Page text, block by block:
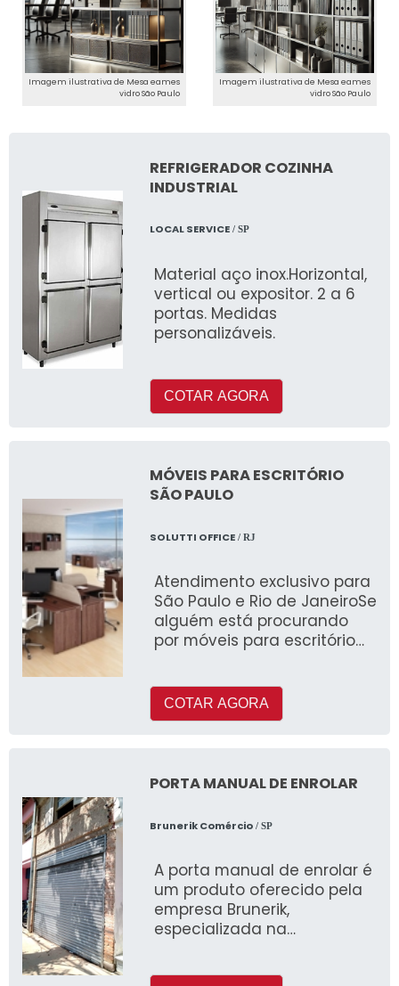
Imagem ilustrativa de Mesa eames
vidro São Paulo
Imagem ilustrativa de Mesa eames
vidro São Paulo
REFRIGERADOR COZINHA
INDUSTRIAL
LOCAL SERVICE/ SP
Material aço inox.Horizontal,
vertical ou expositor. 2 a 6
portas. Medidas
personalizáveis.
COTAR AGORA
MÓVEIS PARA ESCRITÓRIO
SÃO PAULO
SOLUTTI OFFICE/ RJ
Atendimento exclusivo para
São Paulo e Rio de JaneiroSe
alguém está procurando
por móveis para escritório
COTAR AGORA
PORTA MANUAL DE ENROLAR
Brunerik Comércio/ SP
A porta manual de enrolar é
um produto oferecido pela
empresa Brunerik,
especializada na